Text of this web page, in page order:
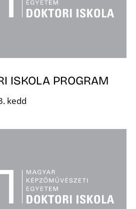
ISKOLA PROGRAM
kedd